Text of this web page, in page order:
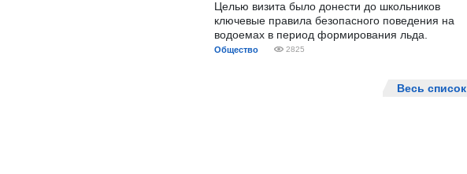
Целью визита было донести до школьников
ключевые правила безопасного поведения на
водоемах в период формирования льда.
Общество 2825
Весь список